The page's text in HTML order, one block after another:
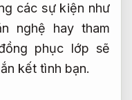
các sự kiện như
nghệ hay tham
phục lớp sẽ
kết tình bạn.